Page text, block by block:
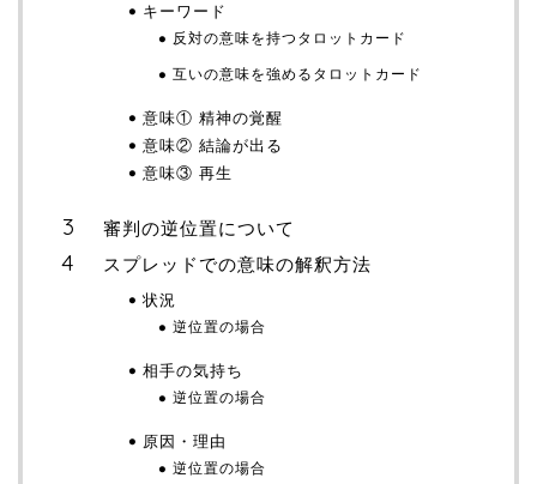
キーワード
反対の意味を持つタロットカード
互いの意味を強めるタロットカード
意味① 精神の覚醒
意味② 結論が出る
意味③ 再生
審判の逆位置について
スプレッドでの意味の解釈方法
状況
逆位置の場合
相手の気持ち
逆位置の場合
原因・理由
逆位置の場合